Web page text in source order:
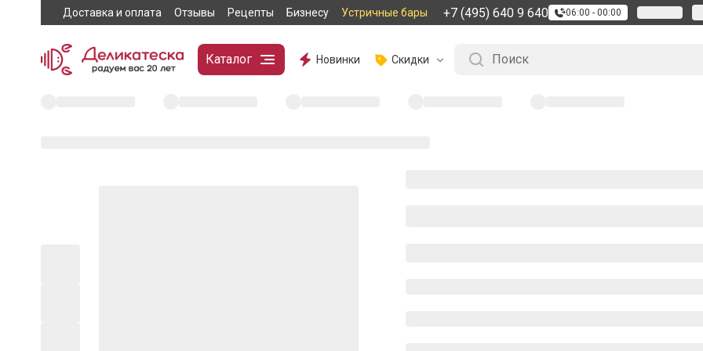
Доставка и оплата Отзывы Рецепты Бизнесу Устричные бары +7 (495) 640 9 640 06:00 - 00:00
Каталог Новинки Скидки